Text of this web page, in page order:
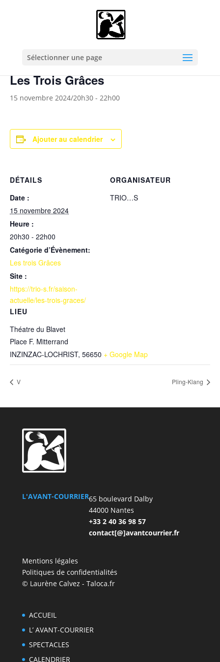
Sélectionner une page
Cet évènement est passé.
Les Trois Grâces
15 novembre 2024/20h30 - 22h00
Ajouter au calendrier
DÉTAILS
Date :
15 novembre 2024
Heure :
20h30 - 22h00
Catégorie d’Évènement:
Les trois Grâces
Site :
https://trio-s.fr/saison-
actuelle/les-trois-graces/
LIEU
Théatre du Blavet
Place F. Mitterrand
INZINZAC-LOCHRIST, 56650 + Google Map
ORGANISATEUR
TRIO…S
V Pling-Klang
L'AVANT-COURRIER65 boulevard Dalby
44000 Nantes
+33 2 40 36 98 57
contact[@]avantcourrier.fr
Mentions légales
Politiques de confidentialités
© Laurène Calvez - Taloca.fr
ACCUEIL
L’ AVANT-COURRIER
SPECTACLES
CALENDRIER